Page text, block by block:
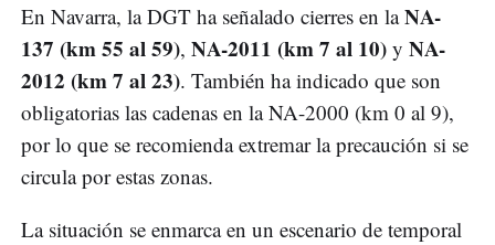
En Navarra, la DGT ha señalado cierres en laNA-
137 (km 55 al 59), NA-2011 (km 7 al 10) y NA-
2012 (km 7 al 23). También ha indicado que son
obligatorias las cadenas en la NA-2000 (km 0 al 9),
por lo que se recomienda extremar la precaución si se
circula por estas zonas.
La situación se enmarca en un escenario de temporal